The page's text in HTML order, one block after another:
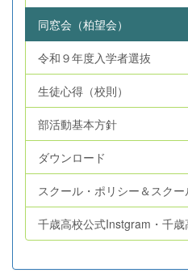
同窓会（柏望会）
令和９年度入学者選抜
生徒心得（校則）
部活動基本方針
ダウンロード
スクール・ポリシー＆スク
千歳高校公式Instgram・千